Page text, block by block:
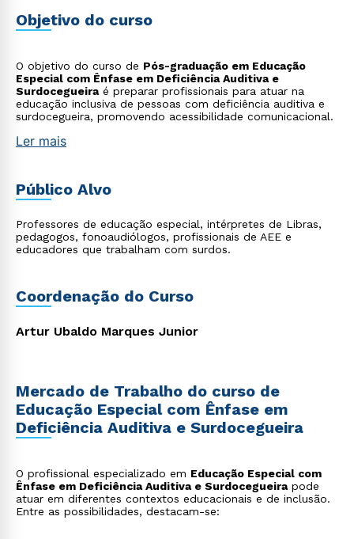
Objetivo do curso
O objetivo do curso de Pós-graduação em Educação
Especial com Ênfase em Deficiência Auditiva e
Surdocegueiraé preparar profissionais para atuar na
educação inclusiva de pessoas com deficiência auditiva e
surdocegueira, promovendo acessibilidade comunicacional.
Ler mais
Público Alvo
Professores de educação especial, intérpretes de Libras,
pedagogos, fonoaudiólogos, profissionais de AEE e
educadores que trabalham com surdos.
Coordenação do Curso
Artur Ubaldo Marques Junior
Mercado de Trabalho do curso de
Educação Especial com Ênfase em
Deficiência Auditiva e Surdocegueira
O profissional especializado em Educação Especial com
Ênfase em Deficiência Auditiva e Surdocegueirapode
atuar em diferentes contextos educacionais e de inclusão.
Entre as possibilidades, destacam-se: